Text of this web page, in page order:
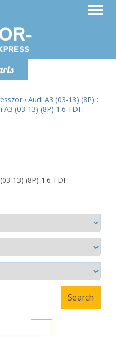
› Audi A3 (03-13) (8P) :
A3 (03-13) (8P) 1.6 TDI :
13) (8P) 1.6 TDI :